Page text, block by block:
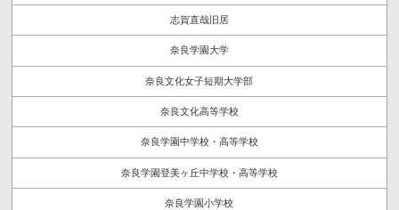
志賀直哉旧居
奈良学園大学
奈良文化女子短期大学部
奈良文化高等学校
奈良学園中学校・高等学校
奈良学園登美ヶ丘中学校・高等学校
奈良学園小学校